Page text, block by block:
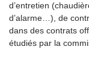
d’entretien
d’alarme…), de
dans des contrats
étudiés par la